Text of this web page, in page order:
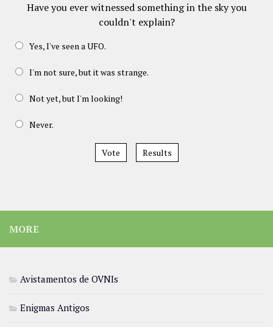
Have you ever witnessed something in the sky you
couldn't explain?
Yes, I've seen a UFO.
I'm not sure, but it was strange.
Not yet, but I'm looking!
Never.
Vote Results
MORE
Avistamentos de OVNIs
Enigmas Antigos